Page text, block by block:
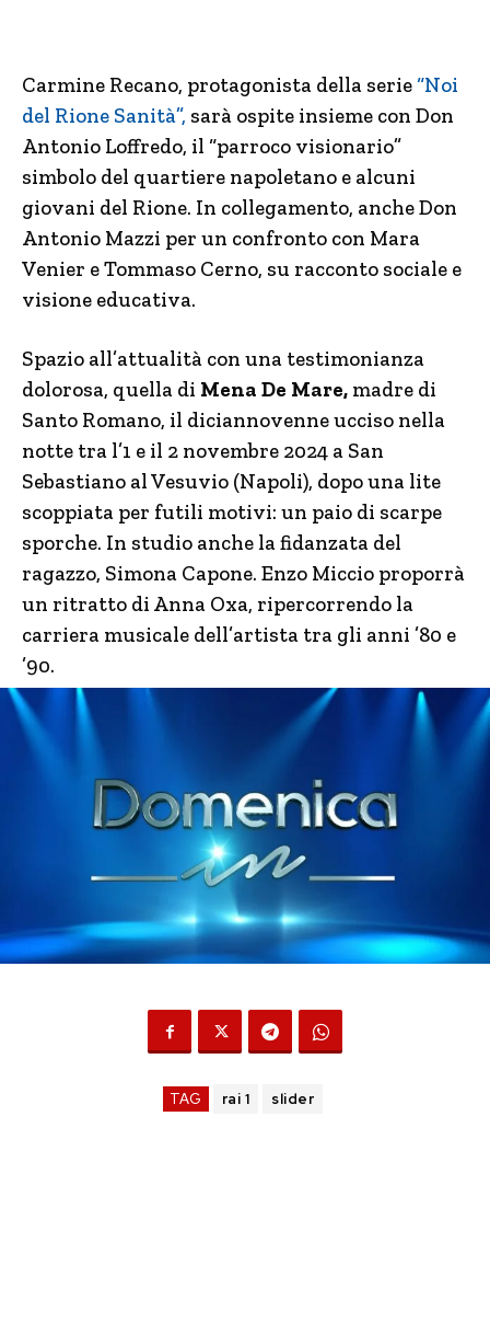
Carmine Recano, protagonista della serie“Noi
del Rione Sanità”, sarà ospite insieme con Don
Antonio Loffredo, il “parroco visionario”
simbolo del quartiere napoletano e alcuni
giovani del Rione. In collegamento, anche Don
Antonio Mazzi per un confronto con Mara
Venier e Tommaso Cerno, su racconto sociale e
visione educativa.
Spazio all’attualità con una testimonianza
dolorosa, quella di Mena De Mare, madre di
Santo Romano, il diciannovenne ucciso nella
notte tra l’1 e il 2 novembre 2024 a San
Sebastiano al Vesuvio (Napoli), dopo una lite
scoppiata per futili motivi: un paio di scarpe
sporche. In studio anche la fidanzata del
ragazzo, Simona Capone. Enzo Miccio proporrà
un ritratto di Anna Oxa, ripercorrendo la
carriera musicale dell’artista tra gli anni ’80 e
’90.
TAG rai 1 slider